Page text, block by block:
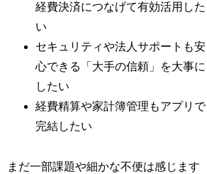
経費決済につなげて有効活用した
い
セキュリティや法人サポートも安
心できる「大手の信頼」を大事に
したい
経費精算や家計簿管理もアプリで
完結したい
まだ一部課題や細かな不便は感じます